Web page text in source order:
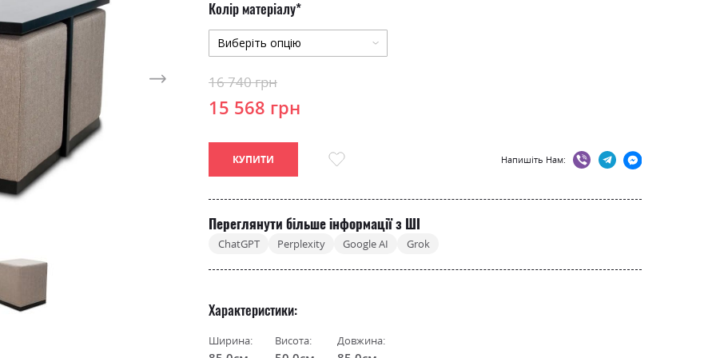
Колір матеріалу
15 568 грн
16 740 грн
КУПИТИ Напишіть Нам:
Переглянути більше інформації з ШІ
ChatGPT Perplexity Google AI Grok
Характеристики
Ширина: Висота: Довжина: